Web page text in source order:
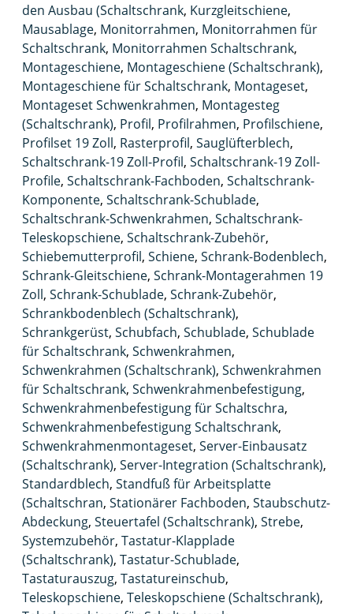
den Ausbau (Schaltschrank, Kurzgleitschiene,
Mausablage, Monitorrahmen, Monitorrahmen für
Schaltschrank, Monitorrahmen Schaltschrank,
Montageschiene, Montageschiene (Schaltschrank),
Montageschiene für Schaltschrank, Montageset,
Montageset Schwenkrahmen, Montagesteg
(Schaltschrank), Profil, Profilrahmen, Profilschiene,
Profilset 19 Zoll, Rasterprofil, Sauglüfterblech,
Schaltschrank-19 Zoll-Profil, Schaltschrank-19 Zoll-
Profile, Schaltschrank-Fachboden, Schaltschrank-
Komponente, Schaltschrank-Schublade,
Schaltschrank-Schwenkrahmen, Schaltschrank-
Teleskopschiene, Schaltschrank-Zubehör,
Schiebemutterprofil, Schiene, Schrank-Bodenblech,
Schrank-Gleitschiene, Schrank-Montagerahmen 19
Zoll, Schrank-Schublade, Schrank-Zubehör,
Schrankbodenblech (Schaltschrank),
Schrankgerüst, Schubfach, Schublade, Schublade
für Schaltschrank, Schwenkrahmen,
Schwenkrahmen (Schaltschrank), Schwenkrahmen
für Schaltschrank, Schwenkrahmenbefestigung,
Schwenkrahmenbefestigung für Schaltschra,
Schwenkrahmenbefestigung Schaltschrank,
Schwenkrahmenmontageset, Server-Einbausatz
(Schaltschrank), Server-Integration (Schaltschrank),
Standardblech, Standfuß für Arbeitsplatte
(Schaltschran, Stationärer Fachboden, Staubschutz-
Abdeckung, Steuertafel (Schaltschrank), Strebe,
Systemzubehör, Tastatur-Klapplade
(Schaltschrank), Tastatur-Schublade,
Tastaturauszug, Tastatureinschub,
Teleskopschiene, Teleskopschiene (Schaltschrank),